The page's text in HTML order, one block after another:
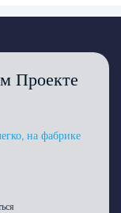
Проекте
на фабрике